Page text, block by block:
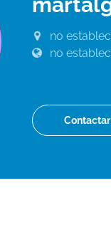
no
no